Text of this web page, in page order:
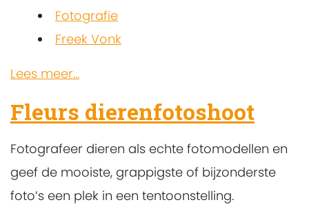
Fotografie
Freek Vonk
Lees meer...
Fleurs dierenfotoshoot
Fotografeer dieren als echte fotomodellen en
geef de mooiste, grappigste of bijzonderste
foto’s een plek in een tentoonstelling.